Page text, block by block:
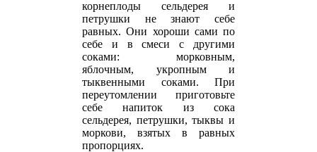
корнеплоды сельдерея и
петрушки не знают себе
равных. Они хороши сами по
себе и в смеси с другими
соками: морковным,
яблочным, укропным и
тыквенными соками. При
переутомлении приготовьте
себе напиток из сока
сельдерея, петрушки, тыквы и
моркови, взятых в равных
пропорциях.